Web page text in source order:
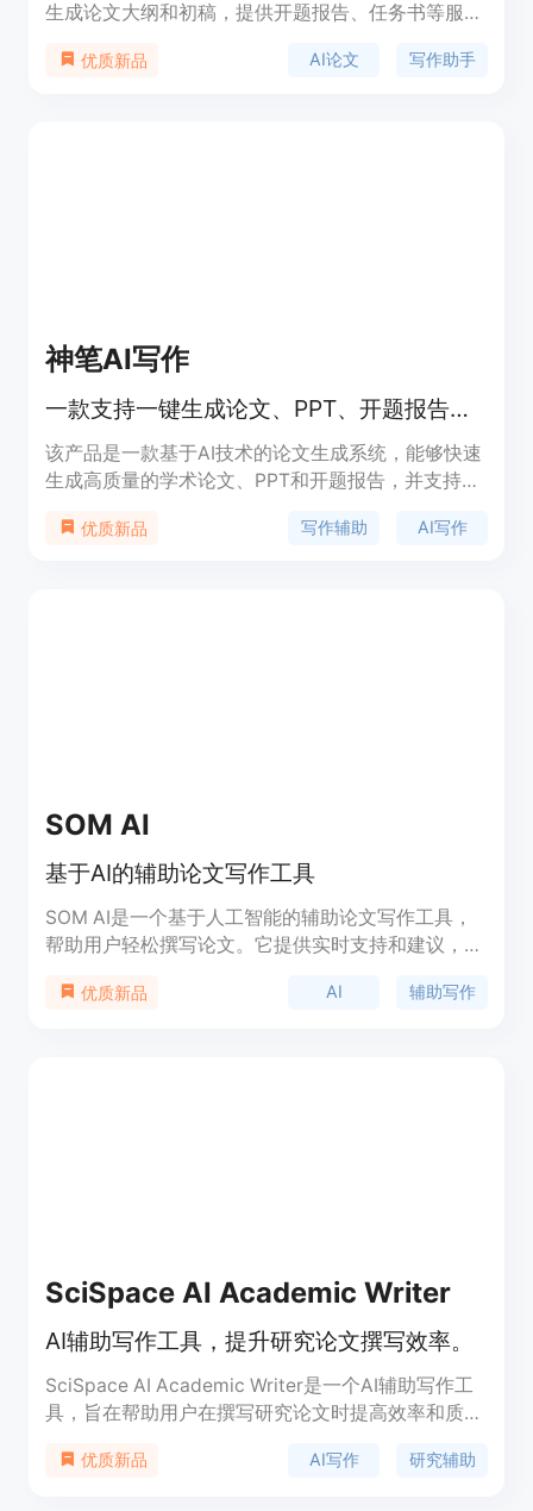
生成论文大纲和初稿，提供开题报告、任务书等服
作效率，减轻写作负担。
优质新品 AI论文 写作助手
神笔AI写作
一款支持一键生成论文、PPT、开题报告的AI系统，具备AIGC降重功能，适合学术写作。
该产品是一款基于AI技术的论文生成系统，能够快速
生成高质量的学术论文、PPT和开题报告，并支持
定、文献真实可查等。产品定位为学术写作辅助工
优质新品 写作辅助 AI写作
SOM AI
基于AI的辅助论文写作工具
SOM AI是一个基于人工智能的辅助论文写作工具，
帮助用户轻松撰写论文。它提供实时支持和建议，帮
智能聊天功能，可以作为用户的论文伴侣，提供轻松
优质新品 AI 辅助写作
SciSpace AI Academic Writer
AI辅助写作工具，提升研究论文撰写效率。
SciSpace AI Academic Writer是一个AI辅助写作工
具，旨在帮助用户在撰写研究论文时提高效率和质
和无损失格式导出等功能，使研究写作变得更加便
优质新品 AI写作 研究辅助